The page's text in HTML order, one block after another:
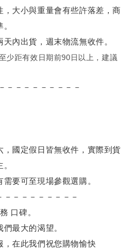
，大小與重量會有些許落差，商
內出貨，週末物流無收件。
少距有效日期前90日以上，建議
－－－－－－－－－
，國定假日皆無收件，實際到貨
要可至現場參觀選購。
－－－－－－－－－
口碑。
最大的渴望。
，在此我們祝您購物愉快